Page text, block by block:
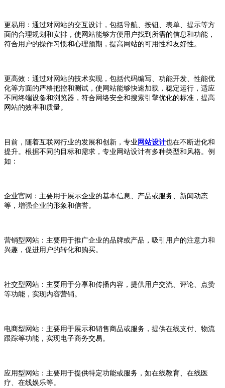
更易用：通过对网站的交互设计，包括导航、按钮、表单、提示等方
面的合理规划和安排，使网站能够方便用户找到所需的信息和功能，
符合用户的操作习惯和心理预期，提高网站的可用性和友好性。
更高效：通过对网站的技术实现，包括代码编写、功能开发、性能优
化等方面的严格把控和测试，使网站能够快速加载，稳定运行，适应
不同终端设备和浏览器，符合网络安全和搜索引擎优化的标准，提高
网站的效率和质量。
目前，随着互联网行业的发展和创新，专业 网站设计也在不断进化和
提升。根据不同的目标和需求，专业网站设计有多种类型和风格。例
如：
企业官网：主要用于展示企业的基本信息、产品或服务、新闻动态
等，增强企业的形象和信誉。
营销型网站：主要用于推广企业的品牌或产品，吸引用户的注意力和
兴趣，促进用户的转化和购买。
社交型网站：主要用于分享和传播内容，提供用户交流、评论、点赞
等功能，实现内容营销。
电商型网站：主要用于展示和销售商品或服务，提供在线支付、物流
跟踪等功能，实现电子商务交易。
应用型网站：主要用于提供特定功能或服务，如在线教育、在线医
疗、在线娱乐等。